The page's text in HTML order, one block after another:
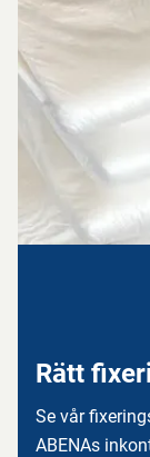
Rätt
Se vår
ABENAs